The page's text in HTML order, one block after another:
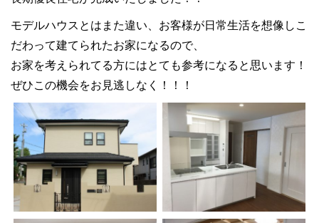
モデルハウスとはまた違い、お客様が日常生活を想像しこ
だわって建てられたお家になるので、
お家を考えられてる方にはとても参考になると思います！
ぜひこの機会をお見逃しなく！！！